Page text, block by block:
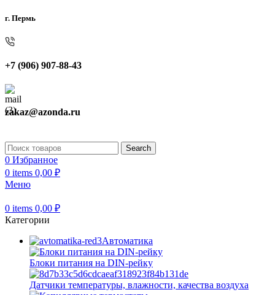
г. Пермь
+7 (906) 907-88-43
zakaz@azonda.ru
Search
0 Избранное
0 items 0,00 ₽
Меню
0 items 0,00 ₽
Категории
Автоматика
Блоки питания на DIN-рейку
Датчики температуры, влажности, качества воздуха